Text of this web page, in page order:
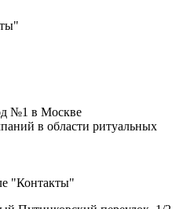
№1 в Москве
в области ритуальных
"Контакты"